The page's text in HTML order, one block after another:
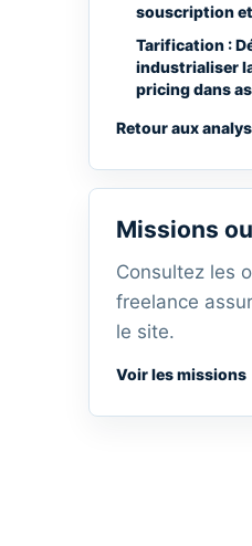
souscription
Tarification :
industrialiser
pricing dans
Retour aux
Missions
Consultez les
freelance
le site.
Voir les missions